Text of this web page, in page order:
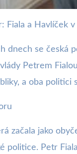
vs.
3 min čtení · Autor: Milan
Fiala a Havlíček
dnech se česká
Petrem
a oba politici
začala jako
politice. Petr